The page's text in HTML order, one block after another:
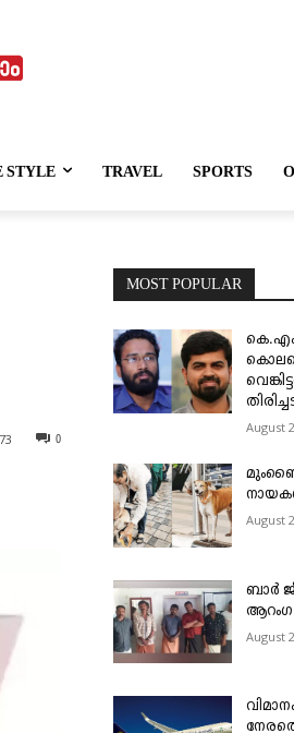
STYLE TRAVEL SPORTS
0
73
MOST POPULAR
കെ.എം
August
August
ബാർ
ആറംഗ
August